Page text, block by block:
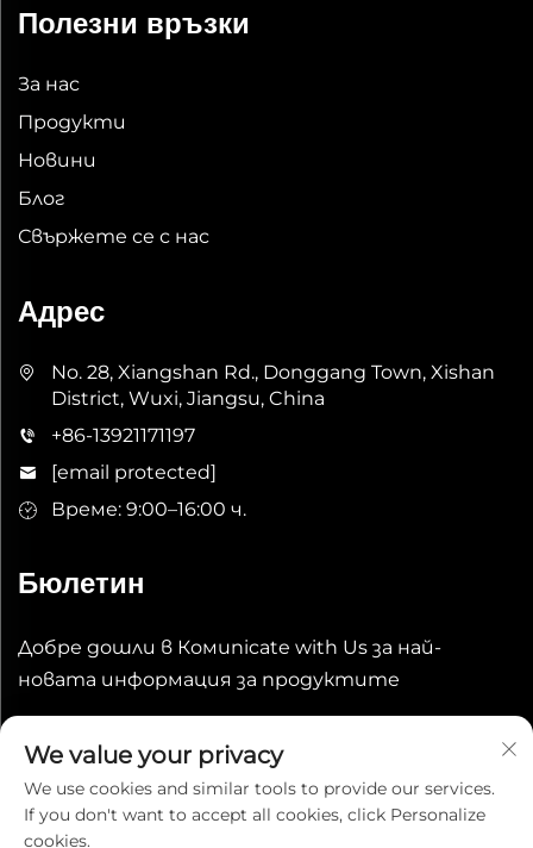
Полезни връзки
За нас
Продукти
Новини
Блог
Свържете се с нас
Адрес
No. 28, Xiangshan Rd., Donggang Town, Xishan
District, Wuxi, Jiangsu, China
+86-13921171197
[email protected]
Време: 9:00–16:00 ч.
Бюлетин
Добре дошли в Комunicate with Us за най-
новата информация за продуктите
We value your privacy
We use cookies and similar tools to provide our services.
If you don't want to accept all cookies, click Personalize
cookies.